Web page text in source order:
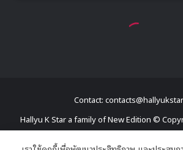
Contact:
Hallyu K Star a family of New Edition ©